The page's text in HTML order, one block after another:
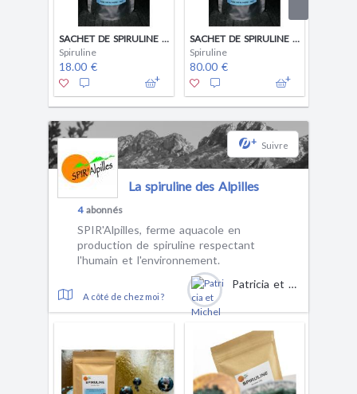
SACHET DE SPIRULINE EN COMPRIMÉ 100G
Spiruline
18.00 €
SACHET DE SPIRULINE EN COMPRIMÉ 500G
Spiruline
80.00 €
+ Suivre
La spiruline des Alpilles
4abonnés
SPIR'Alpilles, ferme aquacole en
production de spiruline respectant
l'humain et l'environnement.
A côté de chez moi ?
Patricia et Michel Capanni